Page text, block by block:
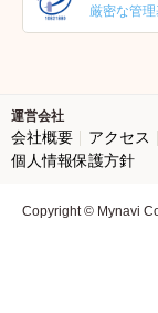
厳密な管
運営会社
会社概要 アクセス
個人情報保護方針
Copyright © Mynavi